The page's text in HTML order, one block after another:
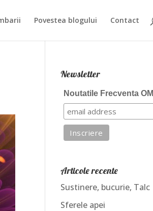
Povestea blogului Contact
Newsletter
Noutatile Frecventa OM
Articole recente
Sustinere, bucurie, Talc
Sferele apei